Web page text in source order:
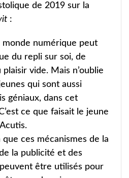
de 2019 sur la
:
monde numérique peut
du repli sur soi, de
plaisir vide. Mais n’oublie
qui sont aussi
géniaux, dans cet
ce que faisait le jeune
que ces mécanismes de la
la publicité et des
être utilisés pour